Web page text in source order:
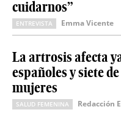
cuidarnos”
ENTREVISTA Emma Vicente
La artrosis afecta
españoles y siete
mujeres
SALUD FEMENINA Redacción